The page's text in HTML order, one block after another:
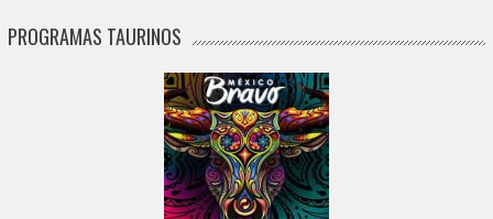
PROGRAMAS TAURINOS